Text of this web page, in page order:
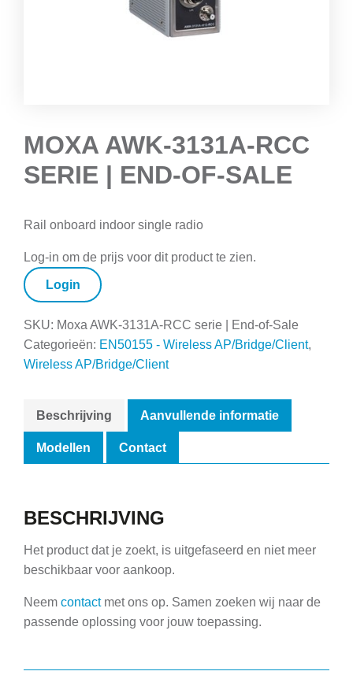
MOXA AWK-3131A-RCC
SERIE | END-OF-SALE
Rail onboard indoor single radio
Log-in om de prijs voor dit product te zien.
Login
SKU: Moxa AWK-3131A-RCC serie | End-of-Sale
Categorieën: EN50155 - Wireless AP/Bridge/Client,
Wireless AP/Bridge/Client
Beschrijving Aanvullende informatie
Modellen Contact
BESCHRIJVING
Het product dat je zoekt, is uitgefaseerd en niet meer
beschikbaar voor aankoop.
Neem contactmet ons op. Samen zoeken wij naar de
passende oplossing voor jouw toepassing.